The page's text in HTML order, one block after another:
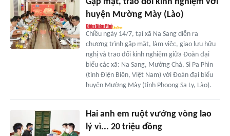
huyện Mường Mày (Lào)
Chiều ngày 14/7, tại xã Na Sang diễn ra
chương trình gặp mặt, làm việc, giao lưu hữu
nghị và trao đổi kinh nghiệm giữa Đoàn đại
biểu các xã: Na Sang, Mường Chà, Si Pa Phìn
(tỉnh Điện Biên, Việt Nam) với Đoàn đại biểu
huyện Mường Mày (tỉnh Phoong Sa Ly, Lào).
Hai anh em ruột vướng vòng lao
lý vì... 20 triệu đồng